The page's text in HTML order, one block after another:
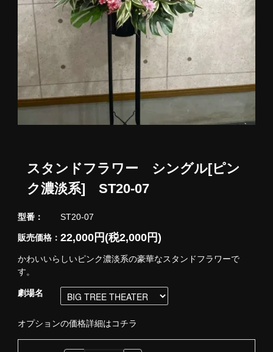
スタンドフラワー シングル[ピン
ク濃淡系] ST20-07
型番： ST20-07
販売価格： 22,000円(税2,000円)
かわいいらしいピンク濃淡系の豪華なスタンドフラワーで
す。
劇場名
オプションの価格詳細はコチラ